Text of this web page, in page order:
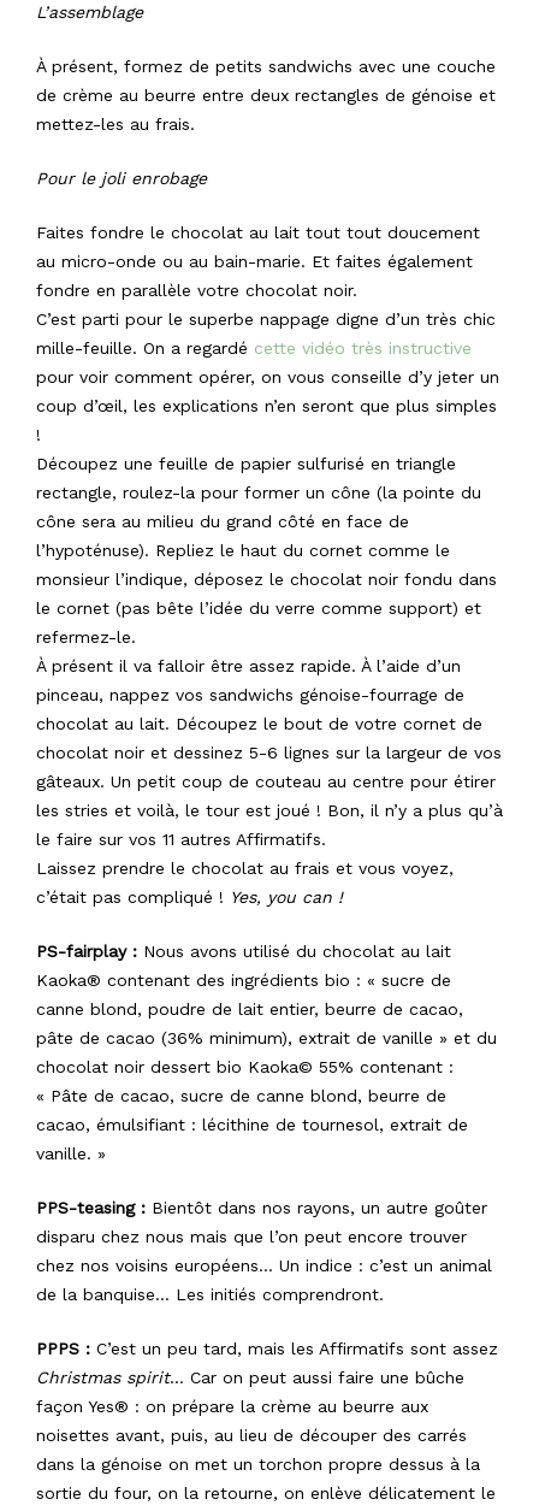
L’assemblage
À présent, formez de petits sandwichs avec une couche
de crème au beurre entre deux rectangles de génoise et
mettez-les au frais.
Pour le joli enrobage
Faites fondre le chocolat au lait tout tout doucement
au micro-onde ou au bain-marie. Et faites également
fondre en parallèle votre chocolat noir.
C’est parti pour le superbe nappage digne d’un très chic
mille-feuille. On a regardé cette vidéo très instructive
pour voir comment opérer, on vous conseille d’y jeter un
coup d’œil, les explications n’en seront que plus simples
!
Découpez une feuille de papier sulfurisé en triangle
rectangle, roulez-la pour former un cône (la pointe du
cône sera au milieu du grand côté en face de
l’hypoténuse). Repliez le haut du cornet comme le
monsieur l’indique, déposez le chocolat noir fondu dans
le cornet (pas bête l’idée du verre comme support) et
refermez-le.
À présent il va falloir être assez rapide. À l’aide d’un
pinceau, nappez vos sandwichs génoise-fourrage de
chocolat au lait. Découpez le bout de votre cornet de
chocolat noir et dessinez 5-6 lignes sur la largeur de vos
gâteaux. Un petit coup de couteau au centre pour étirer
les stries et voilà, le tour est joué ! Bon, il n’y a plus qu’à
le faire sur vos 11 autres Affirmatifs.
Laissez prendre le chocolat au frais et vous voyez,
c’était pas compliqué ! Yes, you can !
PS-fairplay : Nous avons utilisé du chocolat au lait
Kaoka® contenant des ingrédients bio : « sucre de
canne blond, poudre de lait entier, beurre de cacao,
pâte de cacao (36% minimum), extrait de vanille » et du
chocolat noir dessert bio Kaoka© 55% contenant :
« Pâte de cacao, sucre de canne blond, beurre de
cacao, émulsifiant : lécithine de tournesol, extrait de
vanille. »
PPS-teasing : Bientôt dans nos rayons, un autre goûter
disparu chez nous mais que l’on peut encore trouver
chez nos voisins européens… Un indice : c’est un animal
de la banquise… Les initiés comprendront.
PPPS : C’est un peu tard, mais les Affirmatifs sont assez
Christmas spirit… Car on peut aussi faire une bûche
façon Yes® : on prépare la crème au beurre aux
noisettes avant, puis, au lieu de découper des carrés
dans la génoise on met un torchon propre dessus à la
sortie du four, on la retourne, on enlève délicatement le